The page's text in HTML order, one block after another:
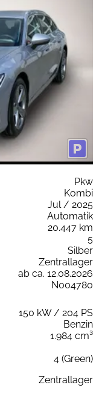
Pkw
Kombi
Jul / 2025
Automatik
20.447 km
5
Silber
Zentrallager
ab ca. 12.08.2026
N004780
150 kW / 204 PS
Benzin
1.984 cm³
4 (Green)
Zentrallager